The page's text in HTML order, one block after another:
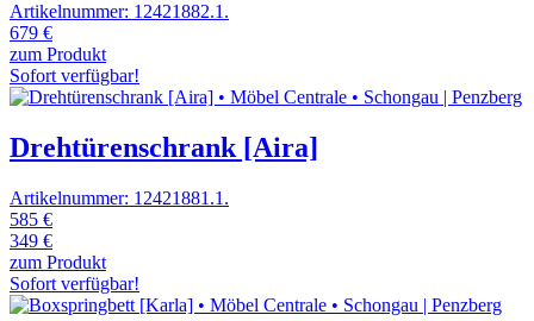
Artikelnummer: 12421882.1.
679 €
zum Produkt
Sofort verfügbar!
Drehtürenschrank [Aira]
Artikelnummer: 12421881.1.
585 €
349 €
zum Produkt
Sofort verfügbar!